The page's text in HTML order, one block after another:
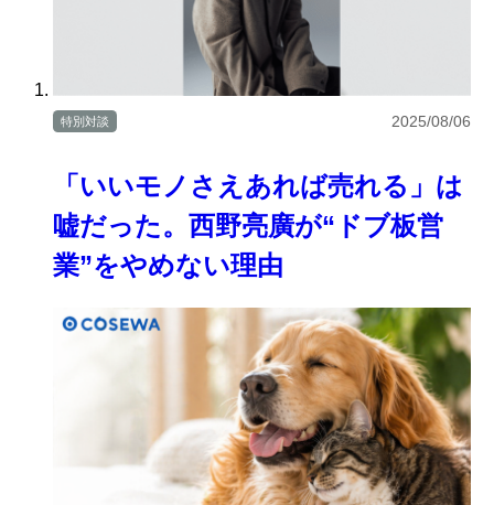
「いいモノさえあれば売れる」は
嘘だった。西野亮廣が“ドブ板営
業”をやめない理由
特別対談 2025/08/06